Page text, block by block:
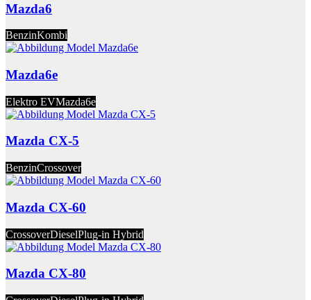
Mazda6
BenzinKombi
Mazda6e
Elektro EVMazda6e
Mazda CX-5
BenzinCrossover
Mazda CX-60
CrossoverDieselPlug-in Hybrid
Mazda CX-80